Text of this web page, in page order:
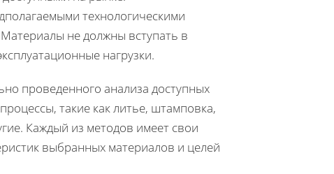
технологическими
не должны вступать в
нагрузки.
проведенного анализа доступных
такие как литье, штамповка,
Каждый из методов имеет свои
выбранных материалов и целей